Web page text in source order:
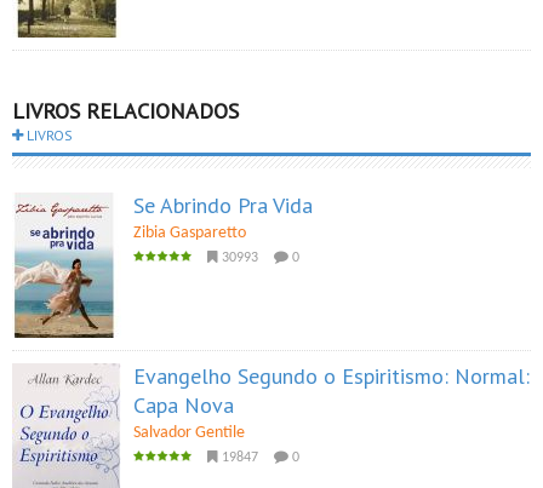
LIVROS RELACIONADOS
LIVROS
Se Abrindo Pra Vida
Zibia Gasparetto
30993 0
Evangelho Segundo o Espiritismo: Normal:
Capa Nova
Salvador Gentile
19847 0